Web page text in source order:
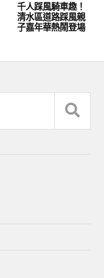
千人踩風騎車趣！
清水區道路踩風親
子嘉年華熱鬧登場